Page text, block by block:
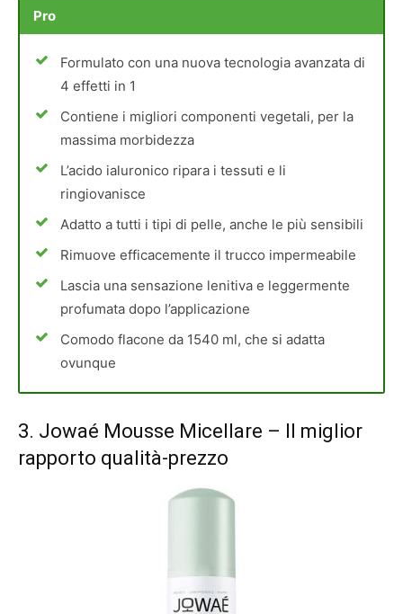
Pro
Formulato con una nuova tecnologia avanzata di
4 effetti in 1
Contiene i migliori componenti vegetali, per la
massima morbidezza
L’acido ialuronico ripara i tessuti e li
ringiovanisce
Adatto a tutti i tipi di pelle, anche le più sensibili
Rimuove efficacemente il trucco impermeabile
Lascia una sensazione lenitiva e leggermente
profumata dopo l’applicazione
Comodo flacone da 1540 ml, che si adatta
ovunque
3. Jowaé Mousse Micellare – Il miglior
rapporto qualità-prezzo